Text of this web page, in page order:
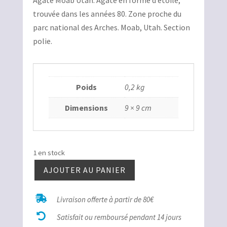
trouvée dans les années 80. Zone proche du
parc national des Arches. Moab, Utah. Section
polie.
Poids 0,2 kg
Dimensions 9 × 9 cm
1 en stock
quantité
Agate
Moab
AJOUTER AU PANIER
 Livraison offerte à partir de 80€
 Satisfait ou remboursé pendant 14 jours